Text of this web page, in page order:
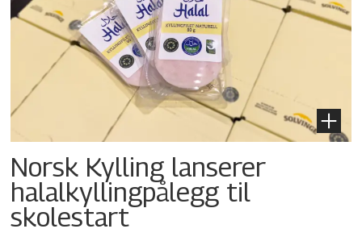
Norsk Kylling lanserer
halalkyllingpålegg til
skolestart